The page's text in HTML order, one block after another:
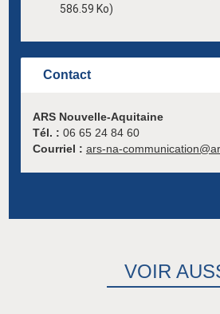
586.59 Ko)
Contact
ARS Nouvelle-Aquitaine
Tél. : 06 65 24 84 60
Courriel : ars-na-
VOIR